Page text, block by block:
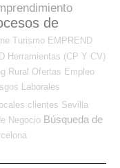
de
Turismo EMPREND
Herramientas (CP Y CV)
Rural Ofertas Empleo
Laborales
clientes Sevilla
Negocio Búsqueda de